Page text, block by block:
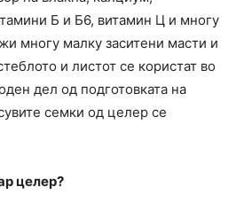
Б и Б6, витамин Ц и многу
многу малку заситени масти и
и листот се користат во
дел од подготовката на
семки од целер се
целер?